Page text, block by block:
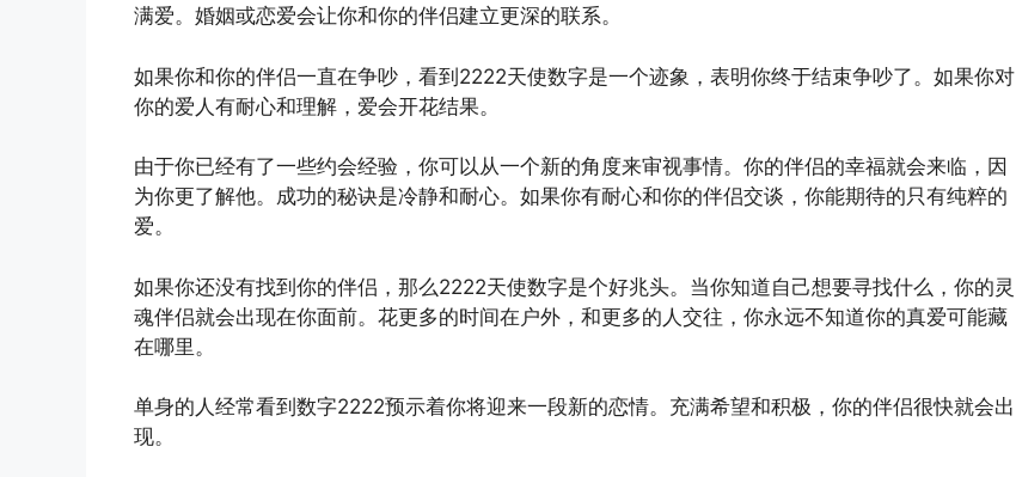
满爱。婚姻或恋爱会让你和你的伴侣建立更深的联系。
如果你和你的伴侣一直在争吵，看到2222天使数字是一个迹象，表明你终于结束争吵了。如果你对
你的爱人有耐心和理解，爱会开花结果。
由于你已经有了一些约会经验，你可以从一个新的角度来审视事情。你的伴侣的幸福就会来临，因
为你更了解他。成功的秘诀是冷静和耐心。如果你有耐心和你的伴侣交谈，你能期待的只有纯粹的
爱。
如果你还没有找到你的伴侣，那么2222天使数字是个好兆头。当你知道自己想要寻找什么，你的灵
魂伴侣就会出现在你面前。花更多的时间在户外，和更多的人交往，你永远不知道你的真爱可能藏
在哪里。
单身的人经常看到数字2222预示着你将迎来一段新的恋情。充满希望和积极，你的伴侣很快就会出
现。